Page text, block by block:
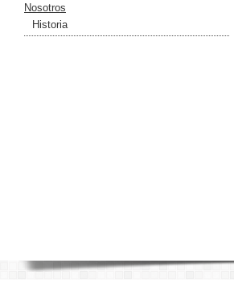
Nosotros
Historia